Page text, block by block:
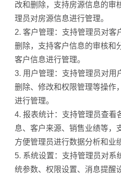
改和删除，支持房源信息的审
理员对房源信息进行管理。
2. 客户管理：支持管理员对客
删除，支持客户信息的审核和
客户信息进行管理。
3. 用户管理：支持管理员对用
删除、修改和权限管理等操作
进行管理。
4. 报表统计：支持管理员查看
息、客户来源、销售业绩等，
方便管理员进行数据分析和业
5. 系统设置：支持管理员对系
统参数、权限设置、消息提醒